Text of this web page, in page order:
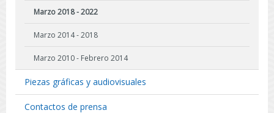
Marzo 2018 - 2022
Marzo 2014 - 2018
Marzo 2010 - Febrero 2014
Piezas gráficas y audiovisuales
Contactos de prensa